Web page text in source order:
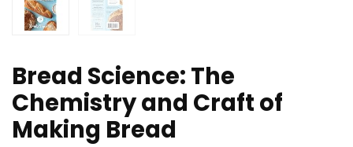
Bread Science: The
Chemistry and Craft of
Making Bread